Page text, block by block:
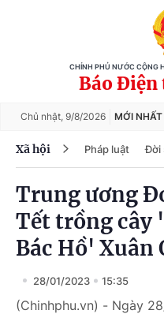
CHÍNH PHỦ NƯỚC CỘNG
Báo Điện
Chủ nhật, 9/8/2026 MỚI NHẤT
Xã hội Pháp luật Đời
Trung ương
Tết trồng cây
Bác Hồ' Xuân
28/01/2023 15:35
(Chinhphu.vn) - Ngày